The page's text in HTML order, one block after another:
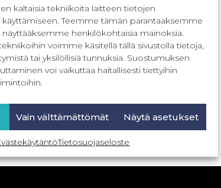
kaltaisia tekniikoita laitteen tietojen
Teemme tämän parantaaksemme
henkilökohtaisia mainoksia.
voimme käsitellä tällä sivustolla tietoja,
tai yksilöllisiä tunnuksia. Suostumuksen
voi vaikuttaa haitallisesti tiettyihin
Vain välttämättömät Näytä asetukset
Tietosuojaseloste
– naisten hameet
56